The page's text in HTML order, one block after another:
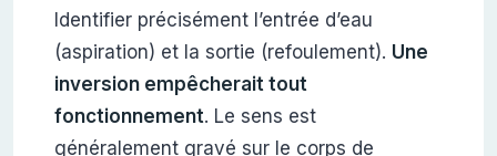
Identifier précisément l’entrée d’eau
(aspiration) et la sortie (refoulement). Une
inversion empêcherait tout
fonctionnement. Le sens est
généralement gravé sur le corps de